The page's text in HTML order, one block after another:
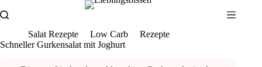
Inhalt
Salat Rezepte
Low Carb
Rezepte
Schneller Gurkensalat mit Joghurt